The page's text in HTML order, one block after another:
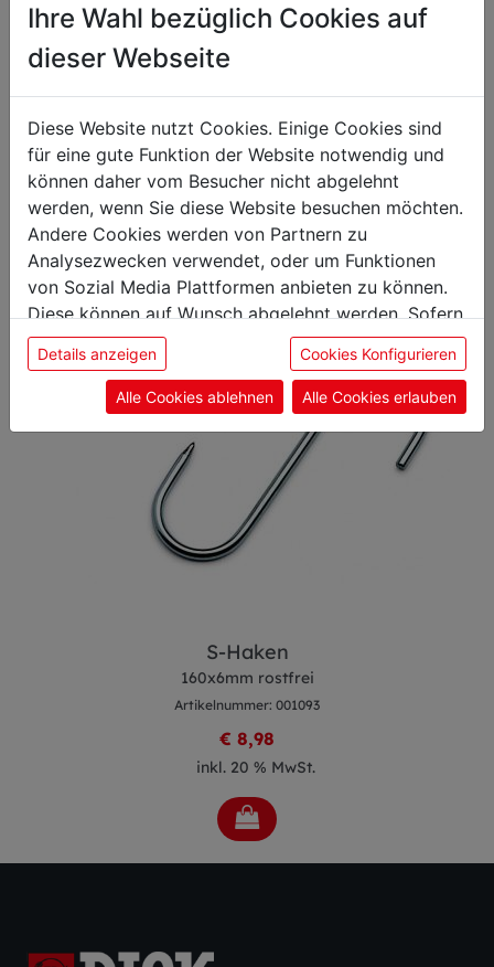
Das könnte Sie auch
interessieren
S-Haken
160x6mm rostfrei
Artikelnummer: 001093
€ 8,98
inkl. 20 % MwSt.
Blank
Boy
Ihre Wahl bezüglich Cookies auf
dieser Webseite
Diese Website nutzt Cookies. Einige Cookies sind
für eine gute Funktion der Website notwendig und
können daher vom Besucher nicht abgelehnt
werden, wenn Sie diese Website besuchen möchten.
Andere Cookies werden von Partnern zu
Analysezwecken verwendet, oder um Funktionen
von Sozial Media Plattformen anbieten zu können.
Diese können auf Wunsch abgelehnt werden. Sofern
sie unsere Webseite weiter nutzen, geben Sie
Einwilligung zu unseren Cookies.
Details anzeigen Cookies Konfigurieren
Alle Cookies ablehnen Alle Cookies erlauben